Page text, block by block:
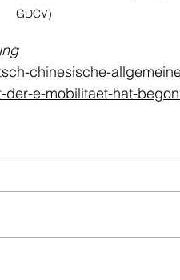
GDCV)
chinesische-
der-e-mobilitaet-hat-